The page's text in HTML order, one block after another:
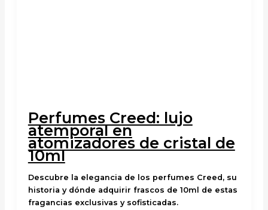
Perfumes Creed: lujo
atemporal en
atomizadores de cristal de
10ml
Descubre la elegancia de los perfumes Creed, su
historia y dónde adquirir frascos de 10ml de estas
fragancias exclusivas y sofisticadas.